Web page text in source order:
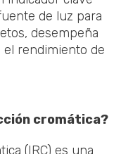
de luz para
desempeña
el rendimiento de
cromática?
(IRC) es una